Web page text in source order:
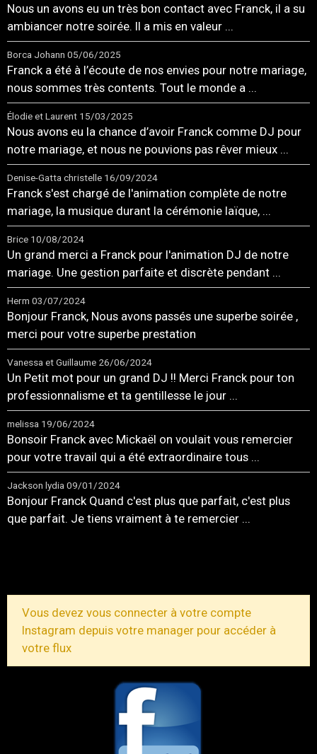
Nous un avons eu un très bon contact avec Franck, il a su
ambiancer notre soirée. Il a mis en valeur ...
Borca Johann 05/06/2025
Franck a été à l’écoute de nos envies pour notre mariage,
nous sommes très contents. Tout le monde a ...
Élodie et Laurent 15/03/2025
Nous avons eu la chance d’avoir Franck comme DJ pour
notre mariage, et nous ne pouvions pas rêver mieux ...
Denise-Gatta christelle 16/09/2024
Franck s'est chargé de l'animation complète de notre
mariage, la musique durant la cérémonie laïque, ...
Brice 10/08/2024
Un grand merci a Franck pour l'animation DJ de notre
mariage. Une gestion parfaite et discrète pendant ...
Herm 03/07/2024
Bonjour Franck, Nous avons passés une superbe soirée ,
merci pour votre superbe prestation
Vanessa et Guillaume 26/06/2024
Un Petit mot pour un grand DJ !! Merci Franck pour ton
professionnalisme et ta gentillesse le jour ...
melissa 19/06/2024
Bonsoir Franck avec Mickaël on voulait vous remercier
pour votre travail qui a été extraordinaire tous ...
Jackson lydia09/01/2024
Bonjour Franck Quand c'est plus que parfait, c'est plus
que parfait. Je tiens vraiment à te remercier ...
Vous devez vous connecter à votre compte
Instagram depuis votre manager pour accéder à
votre flux